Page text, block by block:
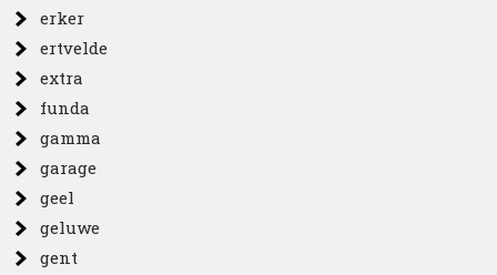
erker
ertvelde
extra
funda
gamma
garage
geel
geluwe
gent